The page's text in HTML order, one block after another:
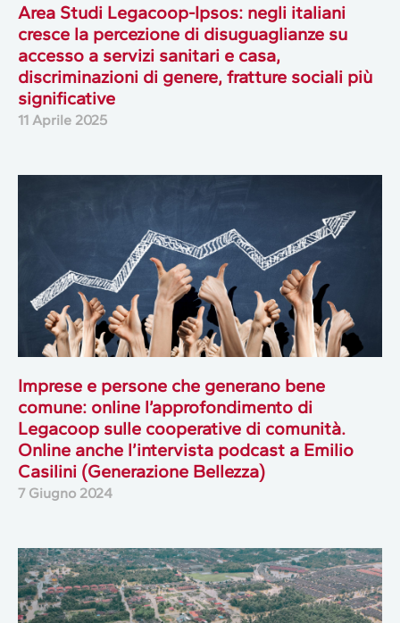
Area Studi Legacoop-Ipsos: negli italiani
cresce la percezione di disuguaglianze su
accesso a servizi sanitari e casa,
discriminazioni di genere, fratture sociali più
significative
11 Aprile 2025
Imprese e persone che generano bene
comune: online l’approfondimento di
Legacoop sulle cooperative di comunità.
Online anche l’intervista podcast a Emilio
Casilini (Generazione Bellezza)
7 Giugno 2024